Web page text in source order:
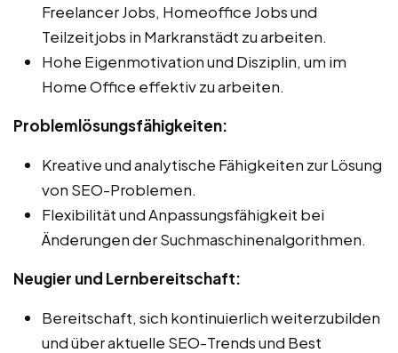
Freelancer Jobs, Homeoffice Jobs und
Teilzeitjobs in Markranstädt zu arbeiten.
Hohe Eigenmotivation und Disziplin, um im
Home Office effektiv zu arbeiten.
Problemlösungsfähigkeiten:
Kreative und analytische Fähigkeiten zur Lösung
von SEO-Problemen.
Flexibilität und Anpassungsfähigkeit bei
Änderungen der Suchmaschinenalgorithmen.
Neugier und Lernbereitschaft:
Bereitschaft, sich kontinuierlich weiterzubilden
und über aktuelle SEO-Trends und Best